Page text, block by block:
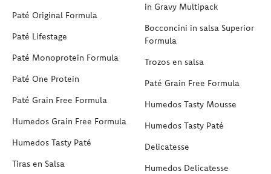
Paté Original Formula
Paté Lifestage
Paté Monoprotein Formula
Paté One Protein
Paté Grain Free Formula
Humedos Grain Free Formula
Humedos Tasty Paté
Tiras en Salsa
in Gravy Multipack
Bocconcini in salsa Superior
Formula
Trozos en salsa
Paté Grain Free Formula
Humedos Tasty Mousse
Humedos Tasty Paté
Delicatesse
Humedos Delicatesse